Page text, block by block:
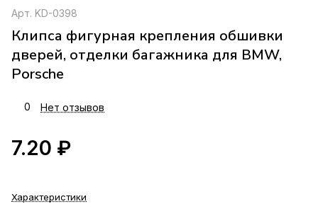
Арт. KD-0398
Клипса фигурная крепления обшивки
дверей, отделки багажника для BMW,
Porsche
0 Нет отзывов
7.20 ₽
Характеристики